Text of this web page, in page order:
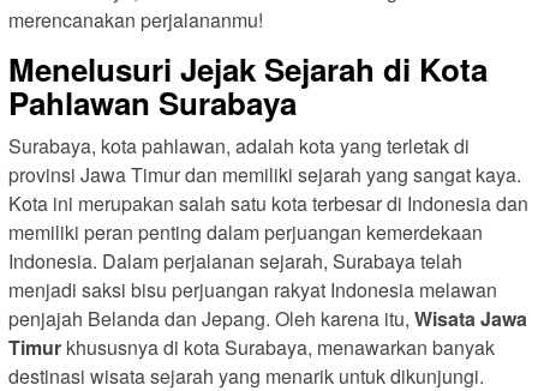
merencanakan perjalananmu!
Menelusuri Jejak Sejarah di Kota
Pahlawan Surabaya
Surabaya, kota pahlawan, adalah kota yang terletak di
provinsi Jawa Timur dan memiliki sejarah yang sangat kaya.
Kota ini merupakan salah satu kota terbesar di Indonesia dan
memiliki peran penting dalam perjuangan kemerdekaan
Indonesia. Dalam perjalanan sejarah, Surabaya telah
menjadi saksi bisu perjuangan rakyat Indonesia melawan
penjajah Belanda dan Jepang. Oleh karena itu, Wisata Jawa
Timur khususnya di kota Surabaya, menawarkan banyak
destinasi wisata sejarah yang menarik untuk dikunjungi.